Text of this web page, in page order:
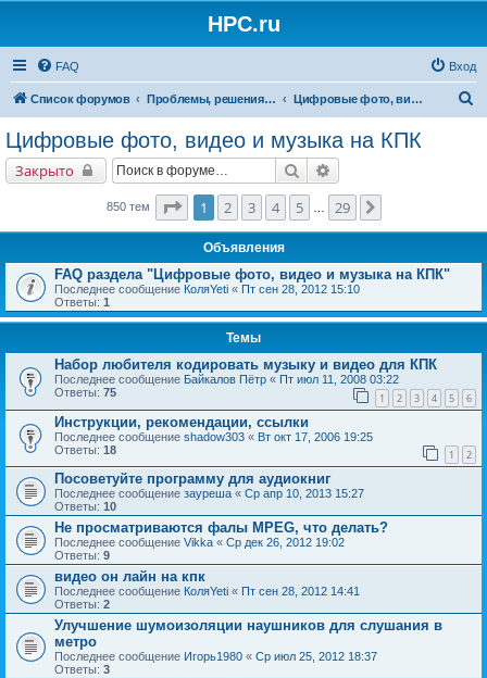
HPC.ru
FAQ Вход
Список форумов Проблемы, решения, советы Цифровые фото, видео и музыка на КПК
Цифровые фото, видео и музыка на КПК
Закрыто Поиск
850 тем Страница1 из
1 2 3 4 5 29
Объявления
FAQ раздела "Цифровые фото, видео и музыка на КПК"
Последнее сообщение КоляYeti « Пт сен 28, 2012 15:10
Ответы: 1
Темы
Набор любителя кодировать музыку и видео для КПК
Последнее сообщение Байкалов Пётр « Пт июл 11, 2008 03:22
Ответы: 75 1 2 3 4 5 6
Инструкции, рекомендации, ссылки
Последнее сообщение shadow303 « Вт окт 17, 2006 19:25
Ответы: 18 1 2
Посоветуйте программу для аудиокниг
Последнее сообщение зауреша « Ср апр 10, 2013 15:27
Ответы: 10
Не просматриваются фалы MPEG, что делать?
Последнее сообщение Vikka « Ср дек 26, 2012 19:02
Ответы: 9
видео он лайн на кпк
Последнее сообщение КоляYeti « Пт сен 28, 2012 14:41
Ответы: 2
Улучшение шумоизоляции наушников для слушания в
метро
Последнее сообщение Игорь1980 « Ср июл 25, 2012 18:37
Ответы: 3